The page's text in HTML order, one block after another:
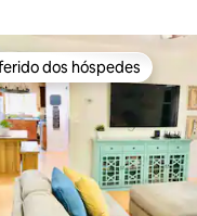
dos hóspedes
dos hóspedes